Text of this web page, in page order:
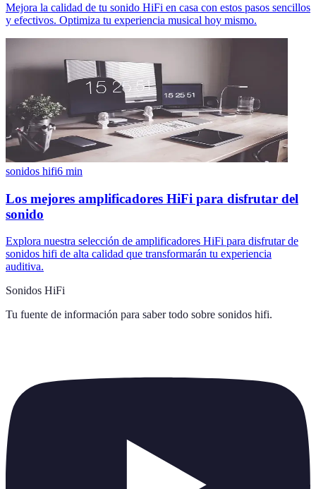
Mejora la calidad de tu sonido HiFi en casa con estos pasos sencillos
y efectivos. Optimiza tu experiencia musical hoy mismo.
sonidos hifi6 min
Los mejores amplificadores HiFi para disfrutar del
sonido
Explora nuestra selección de amplificadores HiFi para disfrutar de
sonidos hifi de alta calidad que transformarán tu experiencia
auditiva.
Sonidos HiFi
Tu fuente de información para saber todo sobre sonidos hifi.